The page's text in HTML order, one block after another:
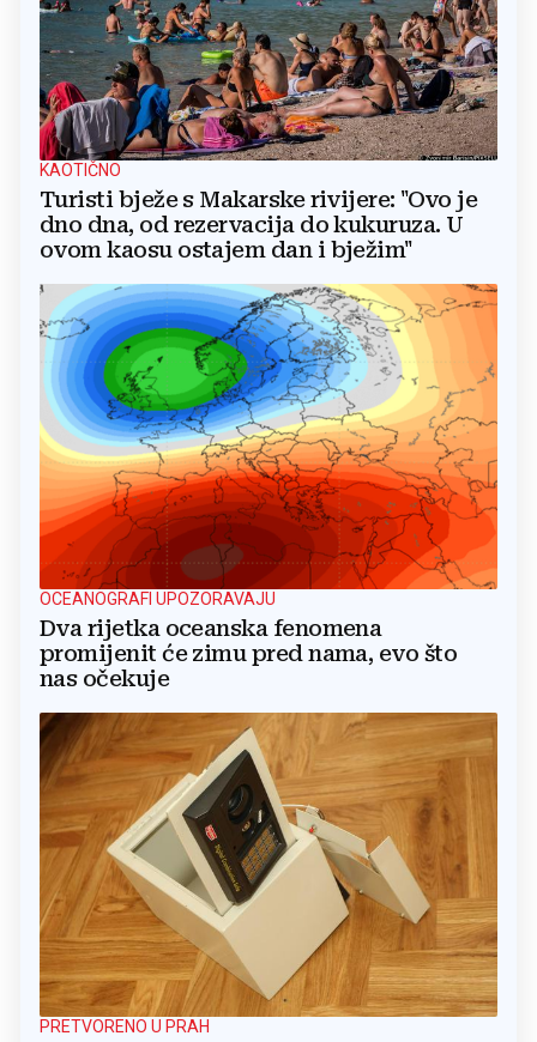
KAOTIČNO
Turisti bježe s Makarske rivijere: "Ovo je
dno dna, od rezervacija do kukuruza. U
ovom kaosu ostajem dan i bježim"
OCEANOGRAFI UPOZORAVAJU
Dva rijetka oceanska fenomena
promijenit će zimu pred nama, evo što
nas očekuje
PRETVORENO U PRAH